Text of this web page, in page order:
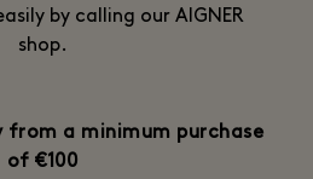
by calling our AIGNER
shop.
from a minimum purchase
of €100